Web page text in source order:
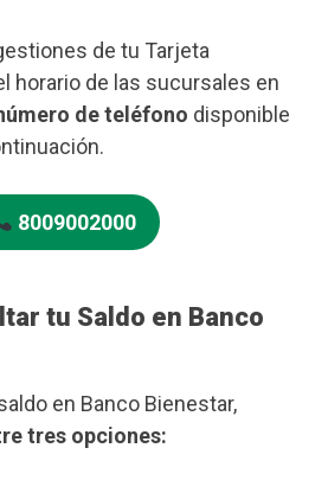
de tu Tarjeta
horario de las sucursales en
de teléfono disponible
8009002000
tu Saldo en Banco
en Banco Bienestar,
tres opciones: